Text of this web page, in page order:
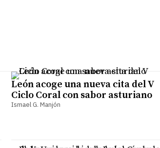
León acoge una nueva cita del V
Ciclo Coral con sabor asturiano
Ismael G. Manjón